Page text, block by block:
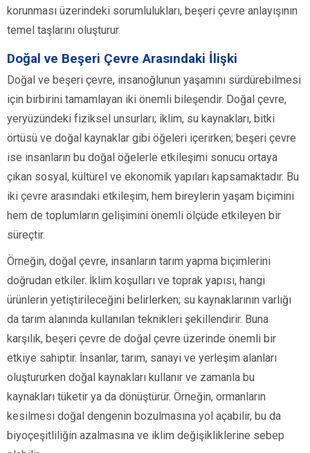
korunması üzerindeki sorumlulukları, beşeri çevre anlayışının
temel taşlarını oluşturur.
Doğal ve Beşeri Çevre Arasındaki İlişki
Doğal ve beşeri çevre, insanoğlunun yaşamını sürdürebilmesi
için birbirini tamamlayan iki önemli bileşendir. Doğal çevre,
yeryüzündeki fiziksel unsurları; iklim, su kaynakları, bitki
örtüsü ve doğal kaynaklar gibi öğeleri içerirken; beşeri çevre
ise insanların bu doğal öğelerle etkileşimi sonucu ortaya
çıkan sosyal, kültürel ve ekonomik yapıları kapsamaktadır. Bu
iki çevre arasındaki etkileşim, hem bireylerin yaşam biçimini
hem de toplumların gelişimini önemli ölçüde etkileyen bir
süreçtir.
Örneğin, doğal çevre, insanların tarım yapma biçimlerini
doğrudan etkiler. İklim koşulları ve toprak yapısı, hangi
ürünlerin yetiştirileceğini belirlerken; su kaynaklarının varlığı
da tarım alanında kullanılan teknikleri şekillendirir. Buna
karşılık, beşeri çevre de doğal çevre üzerinde önemli bir
etkiye sahiptir. İnsanlar, tarım, sanayi ve yerleşim alanları
oluştururken doğal kaynakları kullanır ve zamanla bu
kaynakları tüketir ya da dönüştürür. Örneğin, ormanların
kesilmesi doğal dengenin bozulmasına yol açabilir, bu da
biyoçeşitliliğin azalmasına ve iklim değişikliklerine sebep